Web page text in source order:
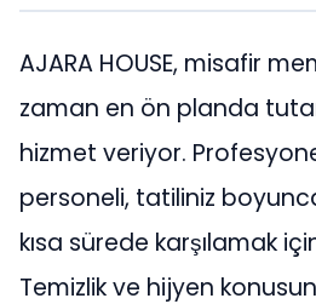
AJARA HOUSE, misafir
zaman en ön planda
hizmet veriyor.
personeli, tatiliniz
kısa sürede karşılamak
Temizlik ve hijyen